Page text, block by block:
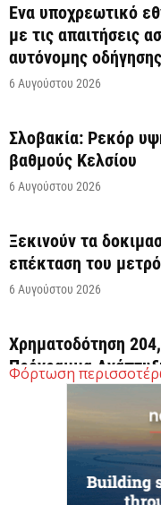
Ένα υποχρεωτικό
με τις απαιτήσεις
αυτόνομης
6 Αυγούστου 2026
Σλοβακία: Ρεκόρ
βαθμούς Κελσίου
6 Αυγούστου 2026
Ξεκινούν τα
επέκταση του
6 Αυγούστου 2026
Χρηματοδότηση
Πρόγραμμα
ΟΠΕΚΑ: Αύριο η
του Λογαριασμού
Φόρτωση